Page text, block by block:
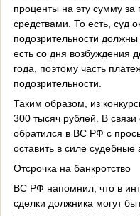
проценты на эту сумму
средствами. То есть, суд
подозрительности
есть со дня возбуждения
года, поэтому часть
подозрительности.
Таким образом, из
300 тысяч рублей. В
обратился в ВС РФ с
оставить в силе судебные
Отсрочка на банкротство
ВС РФ напомнил, что в
сделки должника могут